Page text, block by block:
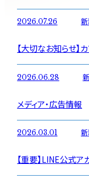
2026.07.26
【大切なお知らせ】
2026.06.28
メディア・広告情報
2026.03.01
【重要】LINE公式ア